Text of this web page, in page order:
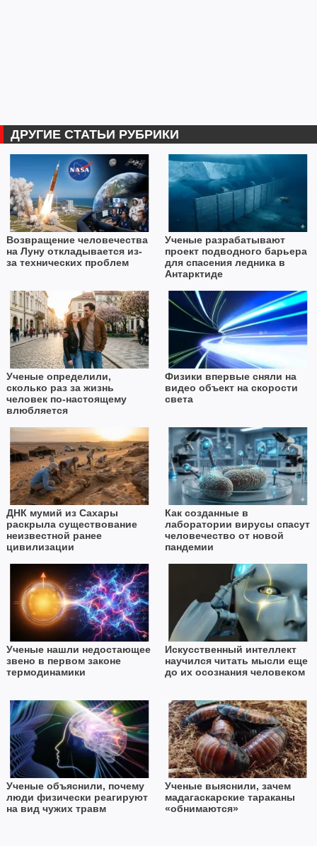
ДРУГИЕ СТАТЬИ РУБРИКИ
Возвращение человечества
на Луну откладывается из-
за технических проблем
Ученые разрабатывают
проект подводного барьера
для спасения ледника в
Антарктиде
Ученые определили,
сколько раз за жизнь
человек по-настоящему
влюбляется
Физики впервые сняли на
видео объект на скорости
света
ДНК мумий из Сахары
раскрыла существование
неизвестной ранее
цивилизации
Как созданные в
лаборатории вирусы спасут
человечество от новой
пандемии
Ученые нашли недостающее
звено в первом законе
термодинамики
Искусственный интеллект
научился читать мысли еще
до их осознания человеком
Ученые объяснили, почему
люди физически реагируют
на вид чужих травм
Ученые выяснили, зачем
мадагаскарские тараканы
«обнимаются»